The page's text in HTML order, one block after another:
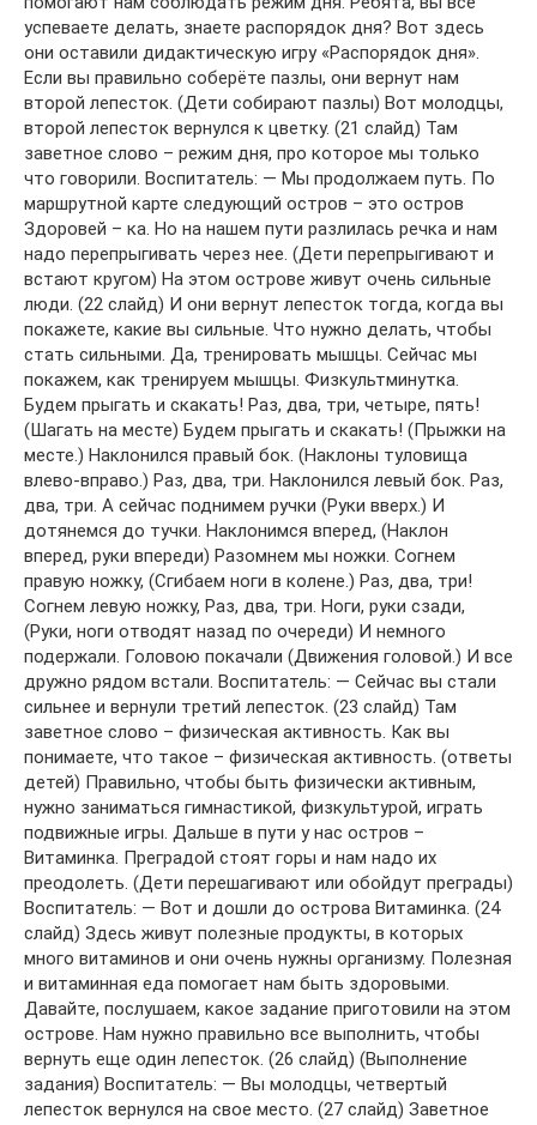
успеваете делать, знаете распорядок дня? Вот здесь
они оставили дидактическую игру «Распорядок дня».
Если вы правильно соберёте пазлы, они вернут нам
второй лепесток. (Дети собирают пазлы) Вот молодцы,
второй лепесток вернулся к цветку. (21 слайд) Там
заветное слово – режим дня, про которое мы только
что говорили. Воспитатель: — Мы продолжаем путь. По
маршрутной карте следующий остров – это остров
Здоровей – ка. Но на нашем пути разлилась речка и нам
надо перепрыгивать через нее. (Дети перепрыгивают и
встают кругом) На этом острове живут очень сильные
люди. (22 слайд) И они вернут лепесток тогда, когда вы
покажете, какие вы сильные. Что нужно делать, чтобы
стать сильными. Да, тренировать мышцы. Сейчас мы
покажем, как тренируем мышцы. Физкультминутка.
Будем прыгать и скакать! Раз, два, три, четыре, пять!
(Шагать на месте) Будем прыгать и скакать! (Прыжки на
месте.) Наклонился правый бок. (Наклоны туловища
влево-вправо.) Раз, два, три. Наклонился левый бок. Раз,
два, три. А сейчас поднимем ручки (Руки вверх.) И
дотянемся до тучки. Наклонимся вперед, (Наклон
вперед, руки впереди) Разомнем мы ножки. Согнем
правую ножку, (Сгибаем ноги в колене.) Раз, два, три!
Согнем левую ножку, Раз, два, три. Ноги, руки сзади,
(Руки, ноги отводят назад по очереди) И немного
подержали. Головою покачали (Движения головой.) И все
дружно рядом встали. Воспитатель: — Сейчас вы стали
сильнее и вернули третий лепесток. (23 слайд) Там
заветное слово – физическая активность. Как вы
понимаете, что такое – физическая активность. (ответы
детей) Правильно, чтобы быть физически активным,
нужно заниматься гимнастикой, физкультурой, играть
подвижные игры. Дальше в пути у нас остров –
Витаминка. Преградой стоят горы и нам надо их
преодолеть. (Дети перешагивают или обойдут преграды)
Воспитатель: — Вот и дошли до острова Витаминка. (24
слайд) Здесь живут полезные продукты, в которых
много витаминов и они очень нужны организму. Полезная
и витаминная еда помогает нам быть здоровыми.
Давайте, послушаем, какое задание приготовили на этом
острове. Нам нужно правильно все выполнить, чтобы
вернуть еще один лепесток. (26 слайд) (Выполнение
задания) Воспитатель: — Вы молодцы, четвертый
лепесток вернулся на свое место. (27 слайд) Заветное